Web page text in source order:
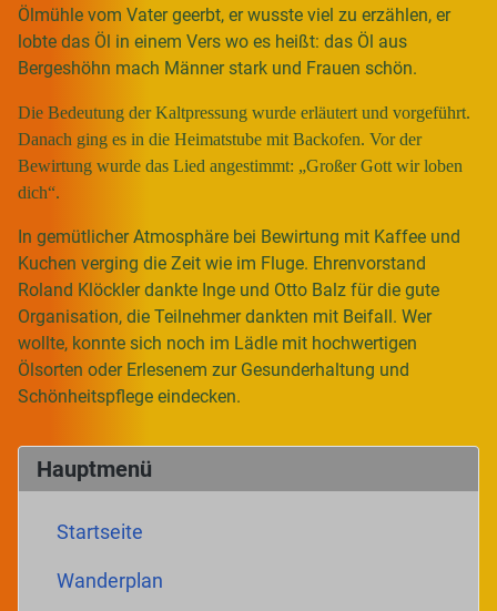
Hauptmenü
Startseite
Wanderplan
Ölmühle vom Vater geerbt, er wusste viel zu erzählen, er
lobte das Öl in einem Vers wo es heißt: das Öl aus
Bergeshöhn mach Männer stark und Frauen schön.
Die Bedeutung der Kaltpressung wurde erläutert und vorgeführt.
Danach ging es in die Heimatstube mit Backofen. Vor der
Bewirtung wurde das Lied angestimmt: „Großer Gott wir loben
dich“.
In gemütlicher Atmosphäre bei Bewirtung mit Kaffee und
Kuchen verging die Zeit wie im Fluge. Ehrenvorstand
Roland Klöckler dankte Inge und Otto Balz für die gute
Organisation, die Teilnehmer dankten mit Beifall. Wer
wollte, konnte sich noch im Lädle mit hochwertigen
Ölsorten oder Erlesenem zur Gesunderhaltung und
Schönheitspflege eindecken.